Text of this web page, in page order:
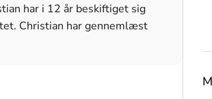
har i 12 år beskiftiget sig
Christian har gennemlæst